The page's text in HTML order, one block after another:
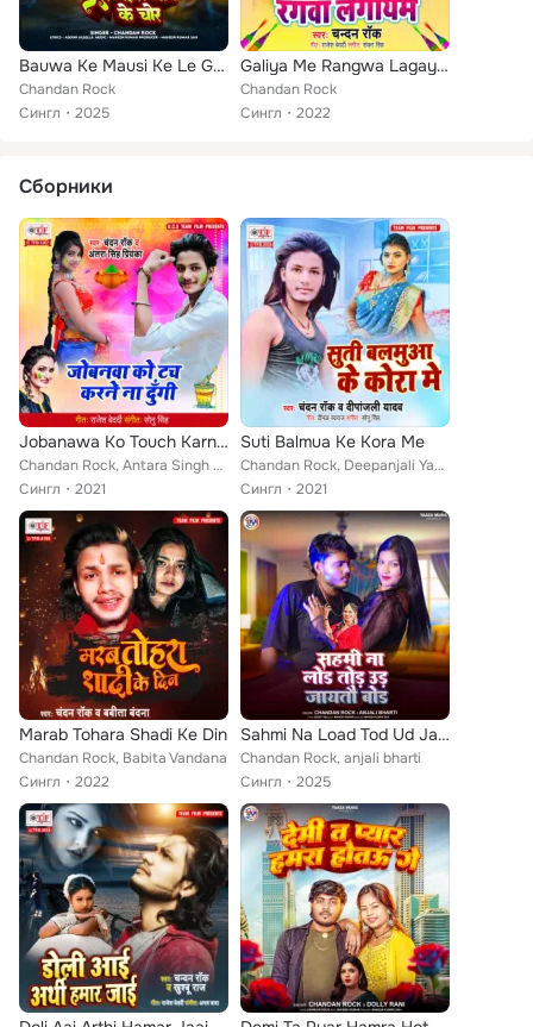
Bauwa Ke Mausi Ke Le Gaile Gaawe Ke Chor
Chandan Rock
Сингл
2025
Galiya Me Rangwa Lagayem
Chandan Rock
Сингл
2022
Сборники
Jobanawa Ko Touch Karne Na Dungi
Chandan Rock, Antara Singh Priyanka
Сингл
2021
Suti Balmua Ke Kora Me
Chandan Rock, Deepanjali Yadav
Сингл
2021
Marab Tohara Shadi Ke Din
Chandan Rock, Babita Vandana
Сингл
2022
Sahmi Na Load Tod Ud Jaitau board
Chandan Rock, anjali bharti
Сингл
2025